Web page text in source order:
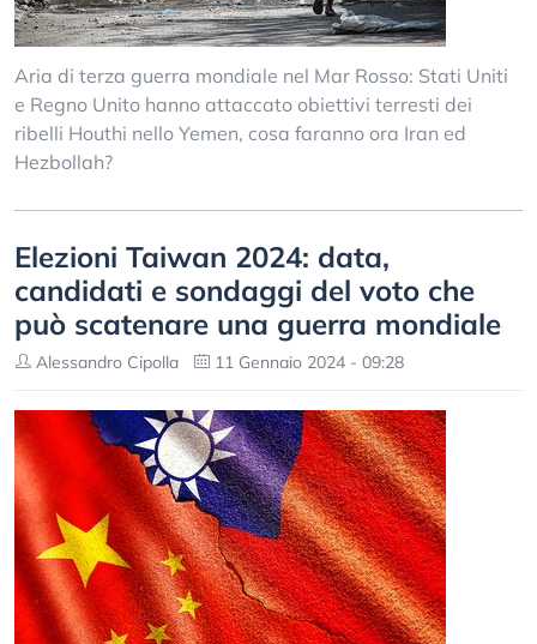
Aria di terza guerra mondiale nel Mar Rosso: Stati Uniti
e Regno Unito hanno attaccato obiettivi terresti dei
ribelli Houthi nello Yemen, cosa faranno ora Iran ed
Hezbollah?
Elezioni Taiwan 2024: data,
candidati e sondaggi del voto che
può scatenare una guerra mondiale
Alessandro Cipolla 11 Gennaio 2024 - 09:28